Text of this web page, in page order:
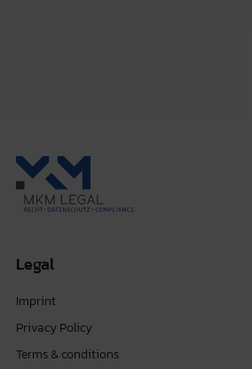
Legal
Imprint
Privacy Policy
Terms & conditions